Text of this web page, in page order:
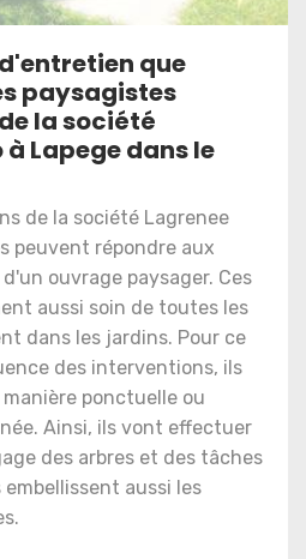
que
paysagistes
la société
Lapege dans le
de la société Lagrenee
peuvent répondre aux
ouvrage paysager. Ces
aussi soin de toutes les
dans les jardins. Pour ce
des interventions, ils
ponctuelle ou
Ainsi, ils vont effectuer
des arbres et des tâches
aussi les